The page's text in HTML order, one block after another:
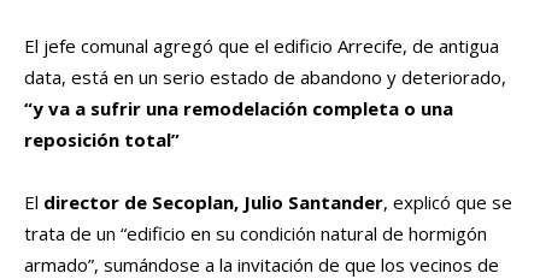
El jefe comunal agregó que el edificio Arrecife, de antigua
data, está en un serio estado de abandono y deteriorado,
“y va a sufrir una remodelación completa o una
reposición total”
El director de Secoplan, Julio Santander, explicó que se
trata de un “edificio en su condición natural de hormigón
armado”, sumándose a la invitación de que los vecinos de